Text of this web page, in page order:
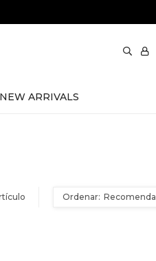
NEW ARRIVALS
Recomendados